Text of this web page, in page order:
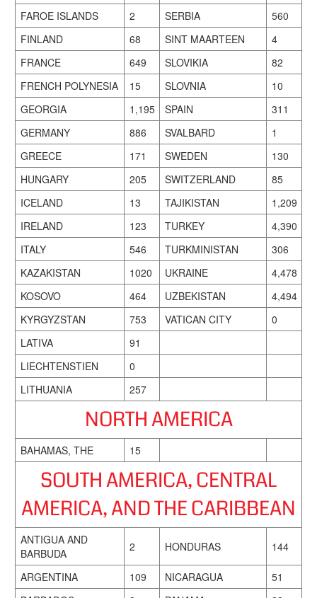
FAROE ISLANDS
2 SERBIA
560
FINLAND
68 SINT MAARTEEN
4
FRANCE
649 SLOVIKIA
82
FRENCH POLYNESIA
15 SLOVNIA
10
GEORGIA
1,195 SPAIN
311
GERMANY
886 SVALBARD
1
GREECE
171 SWEDEN
130
HUNGARY
205 SWITZERLAND
85
ICELAND
13 TAJIKISTAN
1,209
IRELAND
123 TURKEY
4,390
ITALY
546 TURKMINISTAN
306
KAZAKISTAN
1020 UKRAINE
4,478
KOSOVO
464 UZBEKISTAN
4,494
KYRGYZSTAN
753 VATICAN CITY
0
LATIVA
91
LIECHTENSTIEN
0
LITHUANIA
257
NORTH AMERICA
BAHAMAS, THE 15
SOUTH AMERICA, CENTRAL
AMERICA, AND THE CARIBBEAN
ANTIGUA AND
BARBUDA
2 HONDURAS 144
ARGENTINA 109 NICARAGUA
51